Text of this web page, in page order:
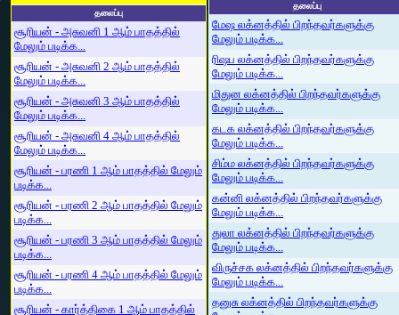
தலைப்பு
சூரியன் - அசுவனி 1 ஆம் பாதத்தில்
மேலும் படிக்க...
சூரியன் - அசுவனி 2 ஆம் பாதத்தில்
மேலும் படிக்க...
சூரியன் - அசுவனி 3 ஆம் பாதத்தில்
மேலும் படிக்க...
சூரியன் - அசுவனி 4 ஆம் பாதத்தில்
மேலும் படிக்க...
சூரியன் - பரணி 1 ஆம் பாதத்தில் மேலும்
படிக்க...
சூரியன் - பரணி 2 ஆம் பாதத்தில் மேலும்
படிக்க...
சூரியன் - பரணி 3 ஆம் பாதத்தில் மேலும்
படிக்க...
சூரியன் - பரணி 4 ஆம் பாதத்தில் மேலும்
படிக்க...
சூரியன் - கார்த்திகை 1 ஆம் பாதத்தில்
தலைப்பு
மேஷ லக்னத்தில் பிறந்தவர்களுக்கு
மேலும் படிக்க...
ரிஷப லக்னத்தில் பிறந்தவர்களுக்கு
மேலும் படிக்க...
மிதுன லக்னத்தில் பிறந்தவர்களுக்கு
மேலும் படிக்க...
கடக லக்னத்தில் பிறந்தவர்களுக்கு
மேலும் படிக்க...
சிம்ம லக்னத்தில் பிறந்தவர்களுக்கு
மேலும் படிக்க...
கன்னி லக்னத்தில் பிறந்தவர்களுக்கு
மேலும் படிக்க...
துலா லக்னத்தில் பிறந்தவர்களுக்கு
மேலும் படிக்க...
விருச்சக லக்னத்தில் பிறந்தவர்களுக்கு
மேலும் படிக்க...
தனுசு லக்னத்தில் பிறந்தவர்களுக்கு